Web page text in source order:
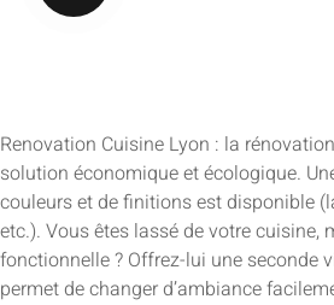
Renovation Cuisine Lyon : la
solution économique et écologique.
couleurs et de finitions est disponible
etc.). Vous êtes lassé de votre cuisine,
fonctionnelle ? Offrez-lui une seconde
permet de changer d’ambiance